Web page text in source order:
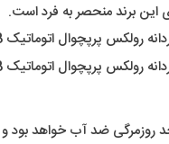
برند منحصر به فرد است.
ضد آب خواهد بود